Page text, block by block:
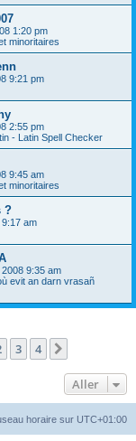
1:20 pm
minoritaires
9:21 pm
2:55 pm
- Latin Spell Checker
9:45 am
minoritaires
?
am
9:35 am
evit an darn vrasañ
3 4
Aller
horaire sur UTC+01:00